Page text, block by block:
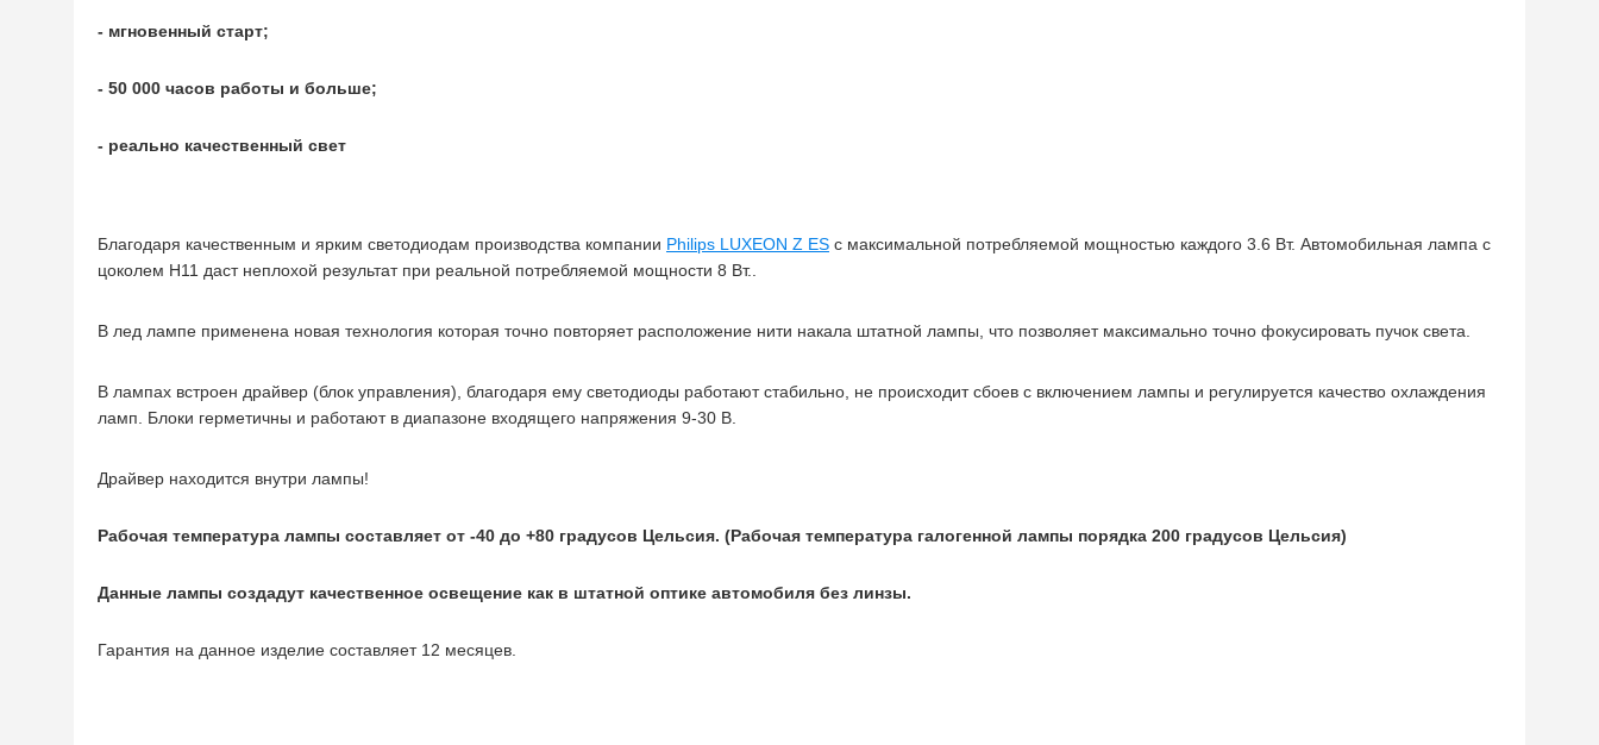
- мгновенный старт;
- 50 000 часов работы и больше;
- реально качественный свет
Благодаря качественным и ярким светодиодам производства компании Philips LUXEON Z ES с максимальной потребляемой мощностью каждого 3.6 Вт. Автомобильная лампа с
цоколем H11 даст неплохой результат при реальной потребляемой мощности 8 Вт..
В лед лампе применена новая технология которая точно повторяет расположение нити накала штатной лампы, что позволяет максимально точно фокусировать пучок света.
В лампах встроен драйвер (блок управления), благодаря ему светодиоды работают стабильно, не происходит сбоев с включением лампы и регулируется качество охлаждения
ламп. Блоки герметичны и работают в диапазоне входящего напряжения 9-30 В.
Драйвер находится внутри лампы!
Рабочая температура лампы составляет от -40 до +80 градусов Цельсия. (Рабочая температура галогенной лампы порядка 200 градусов Цельсия)
Данные лампы создадут качественное освещение как в штатной оптике автомобиля без линзы.
Гарантия на данное изделие составляет 12 месяцев.